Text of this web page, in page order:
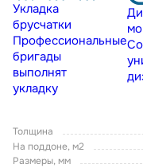
Укладка
брусчатки
Профессиональные
бригады
выполнят
укладку
Толщина
На поддоне, м2
Размеры, мм